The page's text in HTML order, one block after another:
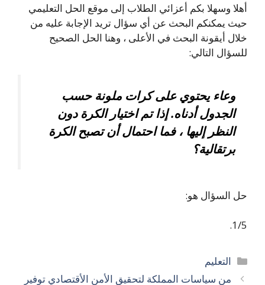
أهلا وسهلا بكم أعزائي الطلاب إلى موقع الحل التعليمي
حيث يمكنكم البحث عن أي سؤال تريد الإجابة عليه من
خلال أيقونة البحث في الأعلى ، وهنا الحل الصحيح
للسؤال التالي:
وعاء يحتوي على كرات ملونة حسب
الجدول أدناه. إذا تم اختيار الكرة دون
النظر إليها ، فما احتمال أن تصبح الكرة
برتقالية؟
حل السؤال هو:
1/5.
التصنيفات
التعليم
من سياسات المملكة لتحقيق الأمن الأقتصادي توفير